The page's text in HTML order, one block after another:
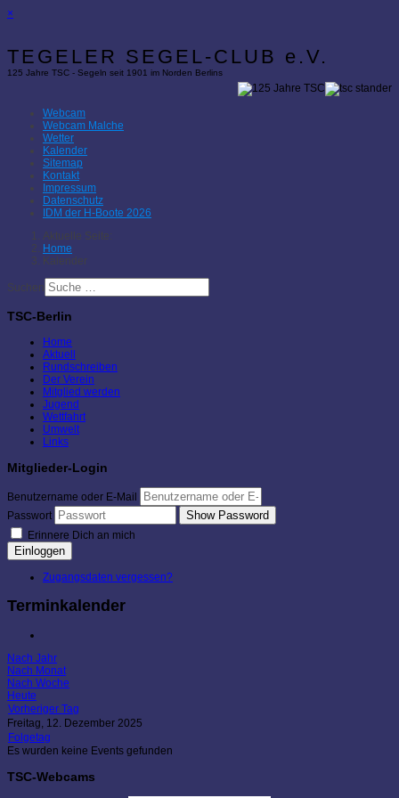
×
TEGELER SEGEL-CLUB e.V.
125 Jahre TSC - Segeln seit 1901 im Norden Berlins
Webcam
Webcam Malche
Wetter
Kalender
Sitemap
Kontakt
Impressum
Datenschutz
IDM der H-Boote 2026
Aktuelle Seite:
Home
Kalender
Suchen
TSC-Berlin
Home
Aktuell
Rundschreiben
Der Verein
Mitglied werden
Jugend
Wettfahrt
Umwelt
Links
Mitglieder-Login
Benutzername oder E-Mail
Passwort
Show Password
Erinnere Dich an mich
Einloggen
Zugangsdaten vergessen?
Terminkalender
Nach Jahr
Nach Monat
Nach Woche
Heute
Vorheriger Tag
Freitag, 12. Dezember 2025
Folgetag
Es wurden keine Events gefunden
TSC-Webcams